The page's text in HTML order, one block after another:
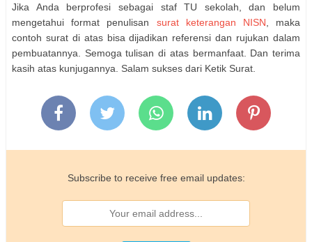
Jika Anda berprofesi sebagai staf TU sekolah, dan belum
mengetahui format penulisan surat keterangan NISN , maka
contoh surat di atas bisa dijadikan referensi dan rujukan dalam
pembuatannya. Semoga tulisan di atas bermanfaat. Dan terima
kasih atas kunjugannya. Salam sukses dari Ketik Surat.
Subscribe to receive free email updates: